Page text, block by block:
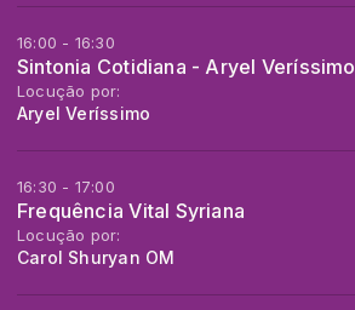
16:00 - 16:30
Sintonia Cotidiana - Aryel Veríssimo
Locução por:
Aryel Veríssimo
16:30 - 17:00
Frequência Vital Syriana
Locução por:
Carol Shuryan OM